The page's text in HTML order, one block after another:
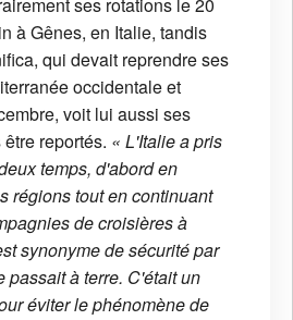
ses rotations le 20
à Gênes, en Italie, tandis
qui devait reprendre ses
occidentale et
voit lui aussi ses
reportés. « L'Italie a pris
temps, d'abord en
régions tout en continuant
de croisières à
synonyme de sécurité par
passait à terre. C'était un
éviter le phénomène de